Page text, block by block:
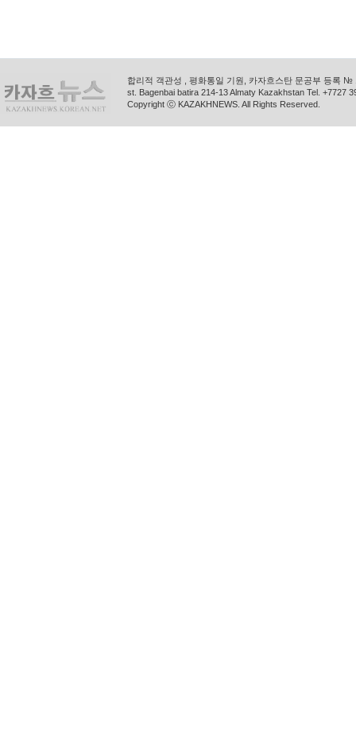
합리적 객관성 , 평화통일 기원, 카자흐스탄 문공부 등록
st. Bagenbai batira 214-13 Almaty Kazakhstan Tel. +7727
Copyright ⓒ KAZAKHNEWS. All Rights Reserved.